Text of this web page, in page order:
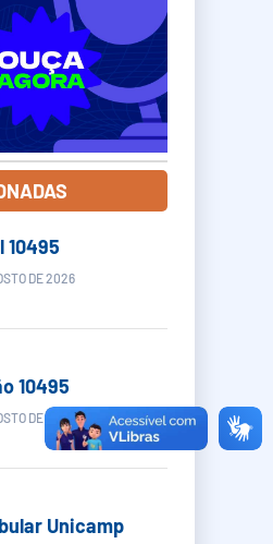
10495
DE 2026
10495
DE 2026
Unicamp